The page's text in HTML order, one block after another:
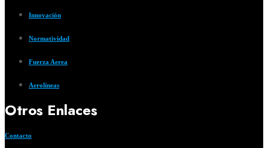
Innovación
Normatividad
Fuerza Aerea
Aerolíneas
Otros Enlaces
Contacto